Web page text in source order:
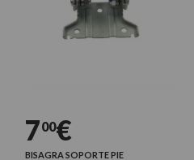
700€
BISAGRA SOPORTE PIE